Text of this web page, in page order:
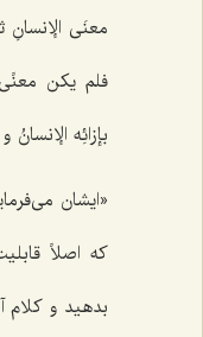
معنَى
فلم یکن
بإزائِه الإنسانُ
«ایشان
که اصلاً
بدهید و کلام